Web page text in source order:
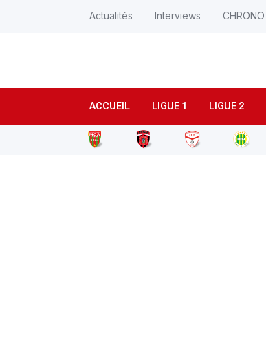
ACCUEIL LIGUE 1 LIGUE 2
Actualités Interviews CHRONO